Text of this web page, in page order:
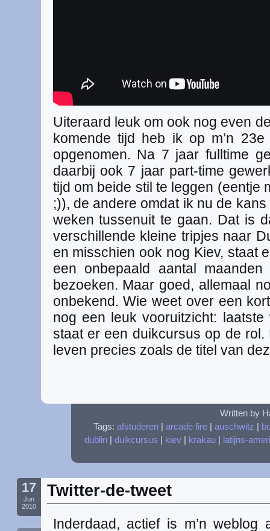
Uiteraard leuk om ook nog even
komende tijd heb ik op m’n
opgenomen. Na 7 jaar fulltime
daarbij ook 7 jaar part-time
tijd om beide stil te leggen (eentje
;)), de andere omdat ik nu de
weken tussenuit te gaan. Dat is
verschillende kleine tripjes naar
en misschien ook nog Kiev, staat
een onbepaald aantal
bezoeken. Maar goed, allemaal
onbekend. Wie weet over een
nog een leuk vooruitzicht:
staat er een duikcursus op de
leven precies zoals de titel van
Written by
Tags: afstuderen| arcade fire| auschwitz
dublin| duikcursus kiev| krakau| latijns-
17
Jun
2010
Twitter-de-tweet
Inderdaad, actief is m’n weblog